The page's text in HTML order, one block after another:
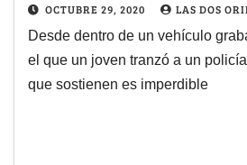
OCTUBRE 29, 2020 LAS DOS
Desde dentro de un vehículo
el que un joven tranzó a un
que sostienen es imperdible